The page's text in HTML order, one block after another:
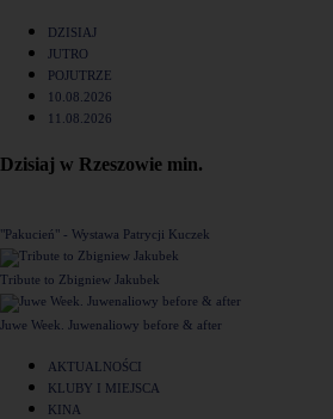
DZISIAJ
JUTRO
POJUTRZE
10.08.2026
11.08.2026
Dzisiaj w Rzeszowie min.
"Pakucień" - Wystawa Patrycji Kuczek
Tribute to Zbigniew Jakubek
Juwe Week. Juwenaliowy before & after
AKTUALNOŚCI
KLUBY I MIEJSCA
KINA